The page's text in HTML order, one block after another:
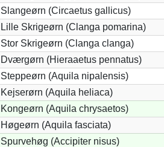
Slangeørn (Circaetus gallicus)
Lille Skrigeørn (Clanga pomarina)
Stor Skrigeørn (Clanga clanga)
Dværgørn (Hieraaetus pennatus)
Steppeørn (Aquila nipalensis)
Kejserørn (Aquila heliaca)
Kongeørn (Aquila chrysaetos)
Høgeørn (Aquila fasciata)
Spurvehøg (Accipiter nisus)